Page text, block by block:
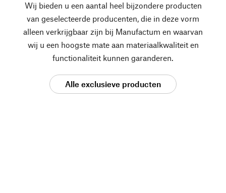
Wij bieden u een aantal heel bijzondere producten
van geselecteerde producenten, die in deze vorm
alleen verkrijgbaar zijn bij Manufactum en waarvan
wij u een hoogste mate aan materiaalkwaliteit en
functionaliteit kunnen garanderen.
Alle exclusieve producten